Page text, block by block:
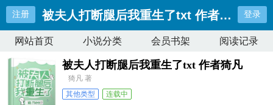
注册 被夫人打断腿后我重生了txt 作者猗凡 登录
网站首页 小说分类 会员书架 阅读记录
被夫人打断腿后我重生了txt 作者猗凡
猗凡 著
其他类型
连载中